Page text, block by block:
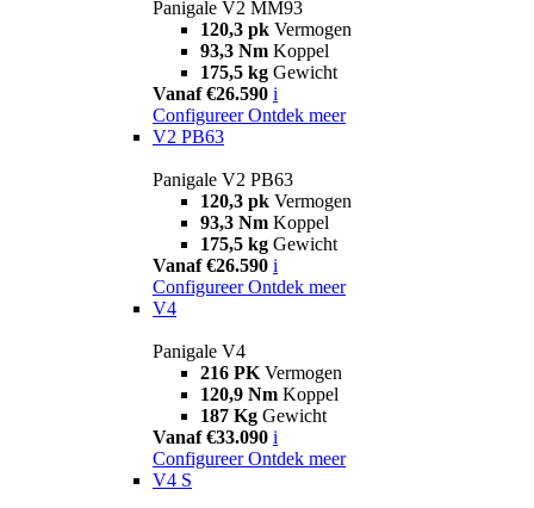
Panigale V2 MM93
120,3 pk Vermogen
93,3 Nm Koppel
175,5 kg Gewicht
Vanaf €26.590 i
Configureer Ontdek meer
V2 PB63
Panigale V2 PB63
120,3 pk Vermogen
93,3 Nm Koppel
175,5 kg Gewicht
Vanaf €26.590 i
Configureer Ontdek meer
V4
Panigale V4
216 PK Vermogen
120,9 Nm Koppel
187 Kg Gewicht
Vanaf €33.090 i
Configureer Ontdek meer
V4 S